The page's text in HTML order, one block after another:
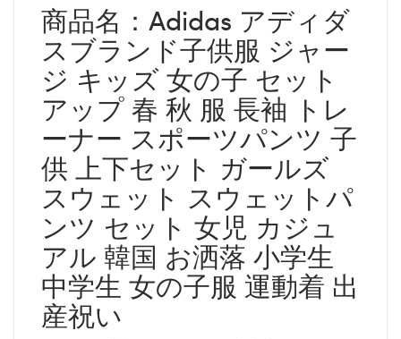
商品名：Adidas アディダ
スブランド子供服 ジャー
ジ キッズ 女の子 セット
アップ 春 秋 服 長袖 トレ
ーナー スポーツパンツ 子
供 上下セット ガールズ
スウェット スウェットパ
ンツ セット 女児 カジュ
アル 韓国 お洒落 小学生
中学生 女の子服 運動着 出
産祝い